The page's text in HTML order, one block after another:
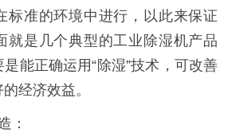
标准的环境中进行，以此来保证
就是几个典型的工业除湿机产品
能正确运用“除湿”技术，可改善
经济效益。
：